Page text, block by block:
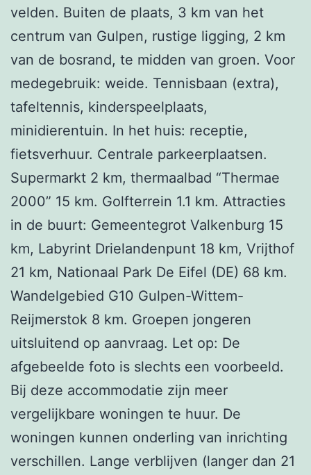
velden. Buiten de plaats, 3 km van het
centrum van Gulpen, rustige ligging, 2 km
van de bosrand, te midden van groen. Voor
medegebruik: weide. Tennisbaan (extra),
tafeltennis, kinderspeelplaats,
minidierentuin. In het huis: receptie,
fietsverhuur. Centrale parkeerplaatsen.
Supermarkt 2 km, thermaalbad “Thermae
2000” 15 km. Golfterrein 1.1 km. Attracties
in de buurt: Gemeentegrot Valkenburg 15
km, Labyrint Drielandenpunt 18 km, Vrijthof
21 km, Nationaal Park De Eifel (DE) 68 km.
Wandelgebied G10 Gulpen-Wittem-
Reijmerstok 8 km. Groepen jongeren
uitsluitend op aanvraag. Let op: De
afgebeelde foto is slechts een voorbeeld.
Bij deze accommodatie zijn meer
vergelijkbare woningen te huur. De
woningen kunnen onderling van inrichting
verschillen. Lange verblijven (langer dan 21